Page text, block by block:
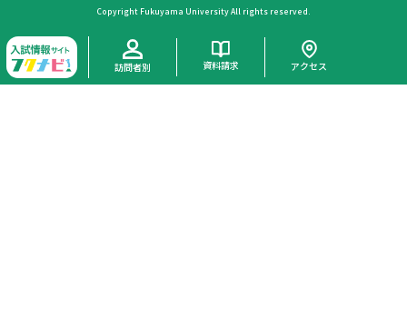
Copyright Fukuyama University All rights reserved.
訪問者別 資料請求 アクセス